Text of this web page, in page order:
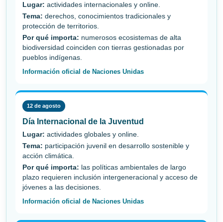
Lugar: actividades internacionales y online.
Tema: derechos, conocimientos tradicionales y
protección de territorios.
Por qué importa: numerosos ecosistemas de alta
biodiversidad coinciden con tierras gestionadas por
pueblos indígenas.
Información oficial de Naciones Unidas
12 de agosto
Día Internacional de la Juventud
Lugar: actividades globales y online.
Tema: participación juvenil en desarrollo sostenible y
acción climática.
Por qué importa: las políticas ambientales de largo
plazo requieren inclusión intergeneracional y acceso de
jóvenes a las decisiones.
Información oficial de Naciones Unidas